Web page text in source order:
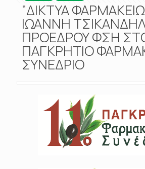
”ΔΙΚΤΥΑ
ΙΩΑΝΝΗ
ΠΡΟΕΔΡΟΥ ΦΣΗ
ΠΑΓΚΡΗΤΙΟ
ΣΥΝΕΔΡΙΟ